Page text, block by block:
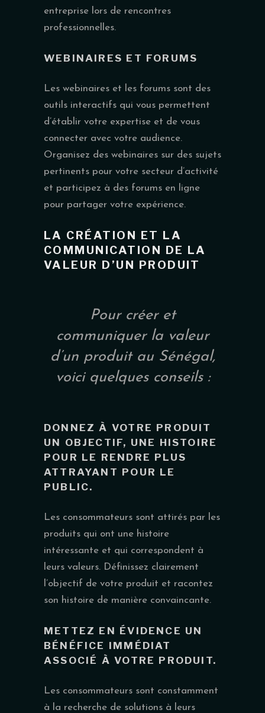
entreprise lors de rencontres
professionnelles.
WEBINAIRES ET FORUMS
Les webinaires et les forums sont des
outils interactifs qui vous permettent
d’établir votre expertise et de vous
connecter avec votre audience.
Organisez des webinaires sur des sujets
pertinents pour votre secteur d’activité
et participez à des forums en ligne
pour partager votre expérience.
LA CRÉATION ET LA
COMMUNICATION DE LA
VALEUR D’UN PRODUIT
Pour créer et
communiquer la valeur
d’un produit au Sénégal,
voici quelques conseils :
DONNEZ À VOTRE PRODUIT
UN OBJECTIF, UNE HISTOIRE
POUR LE RENDRE PLUS
ATTRAYANT POUR LE
PUBLIC.
Les consommateurs sont attirés par les
produits qui ont une histoire
intéressante et qui correspondent à
leurs valeurs. Définissez clairement
l’objectif de votre produit et racontez
son histoire de manière convaincante.
METTEZ EN ÉVIDENCE UN
BÉNÉFICE IMMÉDIAT
ASSOCIÉ À VOTRE PRODUIT.
Les consommateurs sont constamment
à la recherche de solutions à leurs